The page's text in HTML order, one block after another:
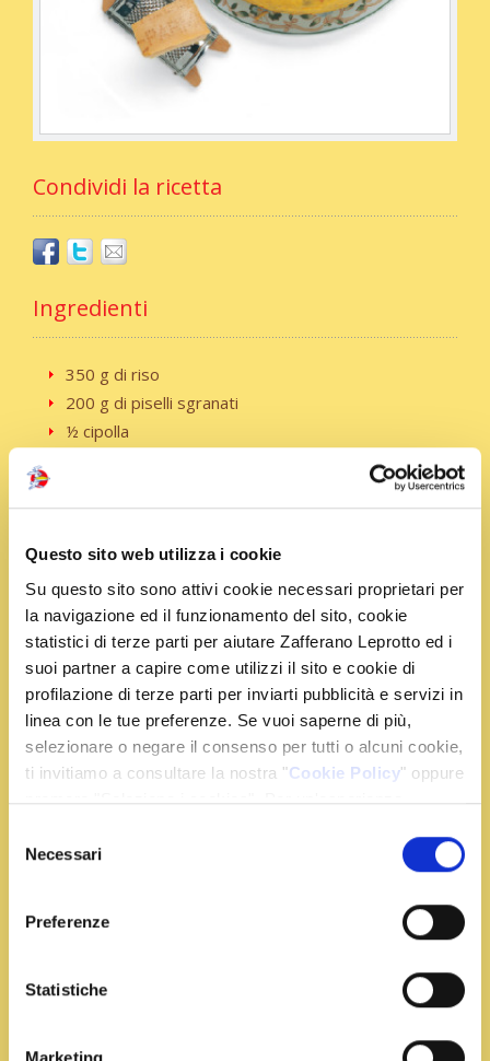
Questo sito web utilizza i cookie
Su questo sito sono attivi cookie necessari proprietari per
la navigazione ed il funzionamento del sito, cookie
statistici di terze parti per aiutare Zafferano Leprotto ed i
suoi partner a capire come utilizzi il sito e cookie di
profilazione di terze parti per inviarti pubblicità e servizi in
linea con le tue preferenze. Se vuoi saperne di più,
selezionare o negare il consenso per tutti o alcuni cookie,
ti invitiamo a consultare la nostra "Cookie Policy" oppure
premere "Seleziona i cookies". Per un'esperienza
delNecessari
Preferenze
Statistiche
Condividi la ricetta
Ingredienti
350 g di riso
200 g di piselli sgranati
½ cipolla
200 g di mozzarella
sale e pepe q.b.
Preparazione
Tritate la cipolla e il prosciutto cotto, metteteli in
una casseruola con poco brodo e lasciateli
insaporire. Unite i piselli, regolate di sale e pepe,
coperchio per 15 minuti circa. Versate il riso e
termine, incorporate lo zafferano.
adagiatevi la mozzarella tagliata a fettine,
parmigiano reggiano.